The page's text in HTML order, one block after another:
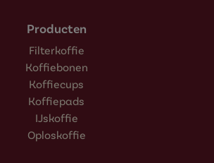
Producten
Filterkoffie
Koffiebonen
Koffiecups
Koffiepads
IJskoffie
Oploskoffie